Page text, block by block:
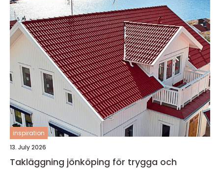
inspiration
13. July 2026
Takläggning jönköping för trygga och